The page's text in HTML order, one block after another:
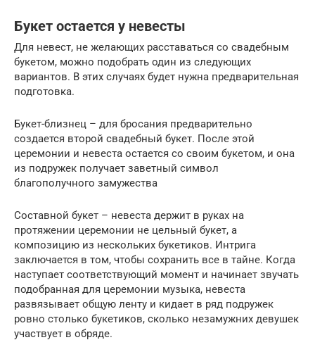
Букет остается у невесты
Для невест, не желающих расставаться со свадебным
букетом, можно подобрать один из следующих
вариантов. В этих случаях будет нужна предварительная
подготовка.
Букет-близнец – для бросания предварительно
создается второй свадебный букет. После этой
церемонии и невеста остается со своим букетом, и она
из подружек получает заветный символ
благополучного замужества
Составной букет – невеста держит в руках на
протяжении церемонии не цельный букет, а
композицию из нескольких букетиков. Интрига
заключается в том, чтобы сохранить все в тайне. Когда
наступает соответствующий момент и начинает звучать
подобранная для церемонии музыка, невеста
развязывает общую ленту и кидает в ряд подружек
ровно столько букетиков, сколько незамужних девушек
участвует в обряде.